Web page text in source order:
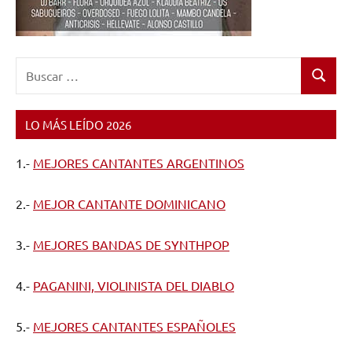
Buscar
LO MÁS LEÍDO 2026
1.- MEJORES CANTANTES ARGENTINOS
2.- MEJOR CANTANTE DOMINICANO
3.- MEJORES BANDAS DE SYNTHPOP
4.- PAGANINI, VIOLINISTA DEL DIABLO
5.- MEJORES CANTANTES ESPAÑOLES